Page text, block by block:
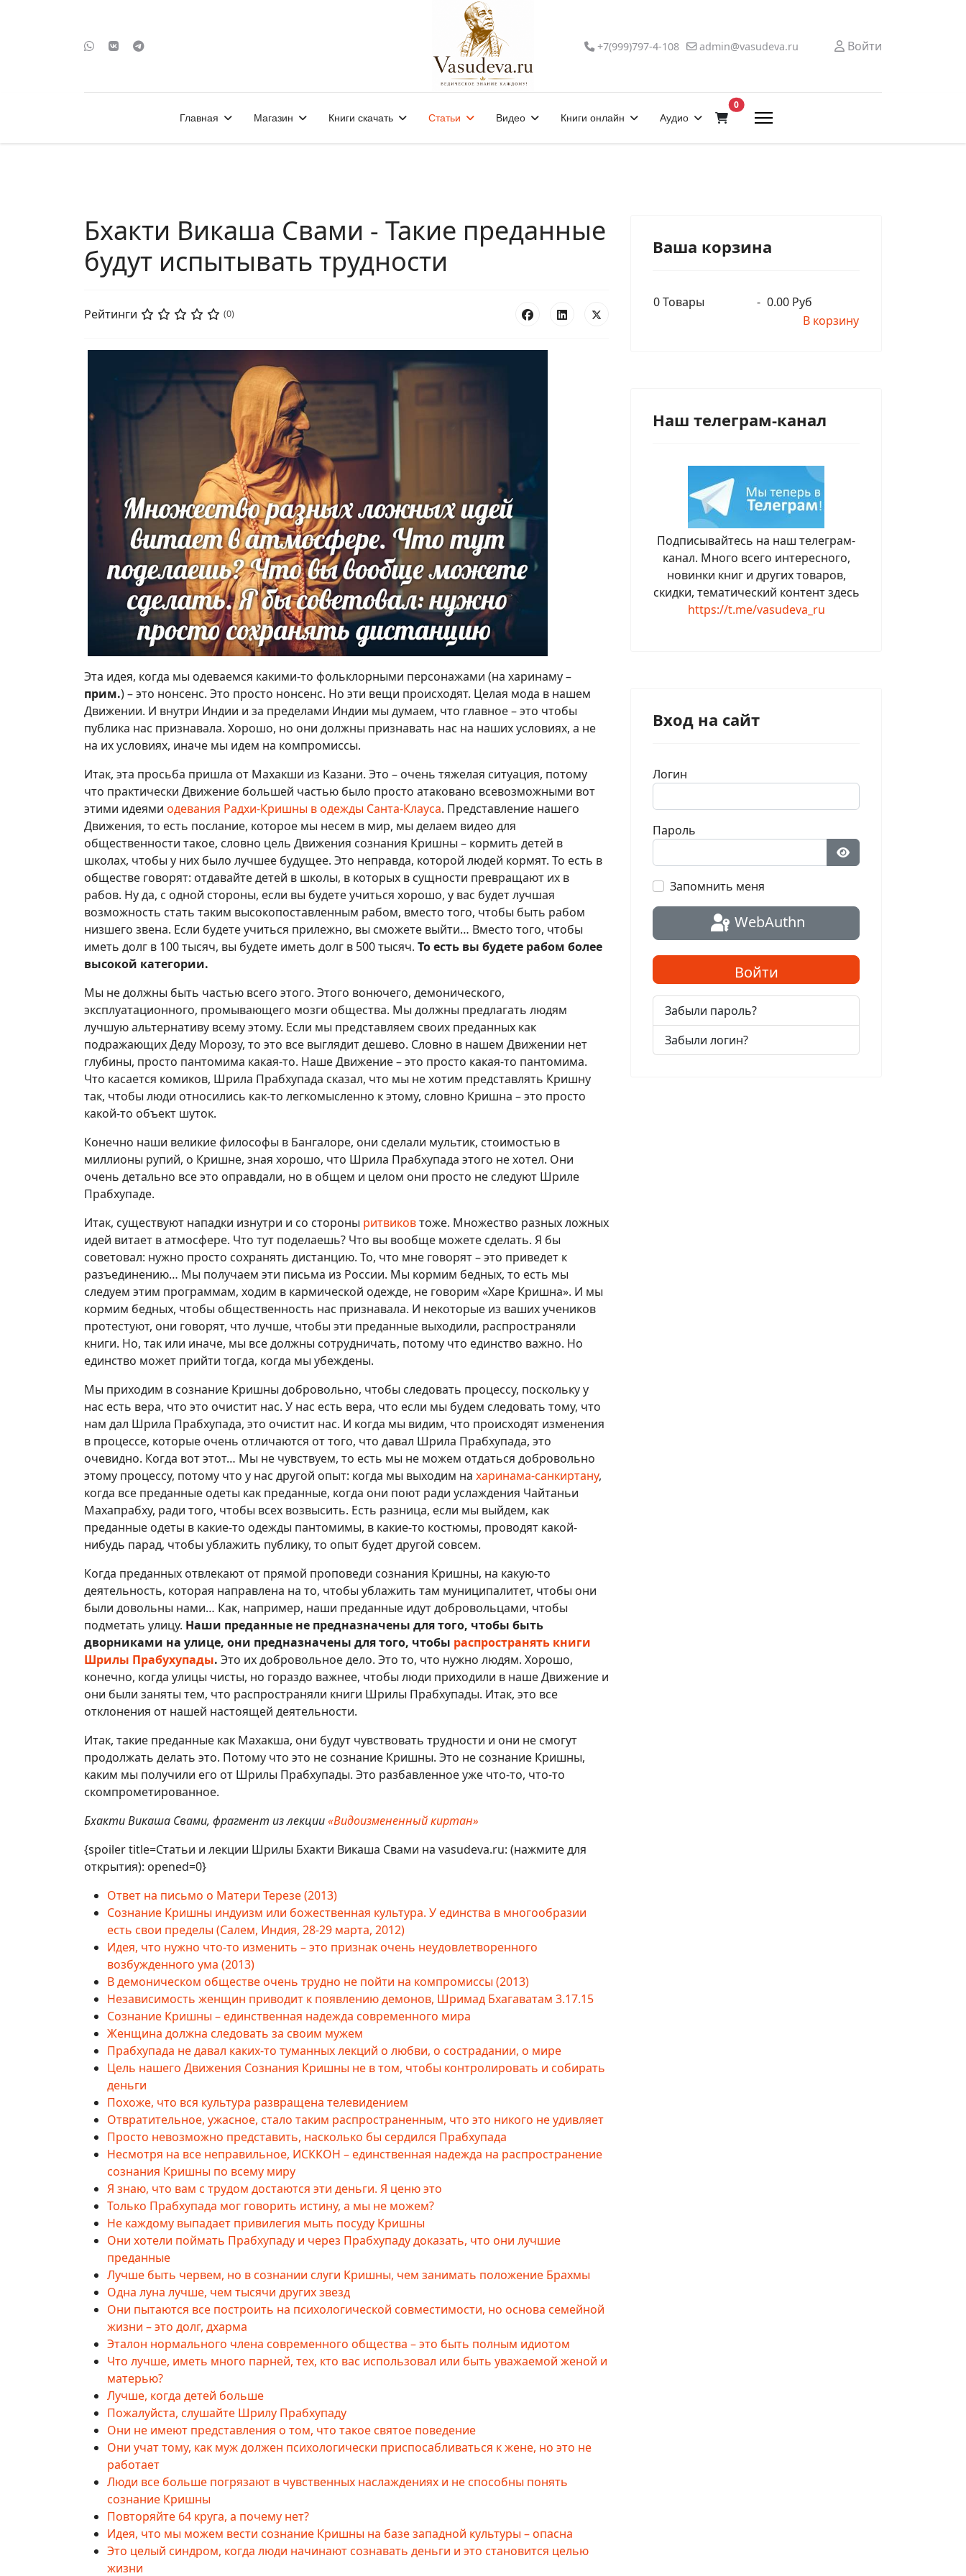
+7(999)797-4-108 admin@vasudeva.ru Войти
Главная Магазин Книги скачать Статьи Видео Книги онлайн Аудио
0В корзину
Бхакти Викаша Свами - Такие преданные
будут испытывать трудности
Рейтинги (0)
Эта идея, когда мы одеваемся какими-то фольклорными персонажами (на харинаму –
прим.) – это нонсенс. Это просто нонсенс. Но эти вещи происходят. Целая мода в нашем
Движении. И внутри Индии и за пределами Индии мы думаем, что главное – это чтобы
публика нас признавала. Хорошо, но они должны признавать нас на наших условиях, а не
на их условиях, иначе мы идем на компромиссы.
Итак, эта просьба пришла от Махакши из Казани. Это – очень тяжелая ситуация, потому
что практически Движение большей частью было просто атаковано всевозможными вот
этими идеями одевания Радхи-Кришны в одежды Санта-Клауса. Представление нашего
Движения, то есть послание, которое мы несем в мир, мы делаем видео для
общественности такое, словно цель Движения сознания Кришны – кормить детей в
школах, чтобы у них было лучшее будущее. Это неправда, которой людей кормят. То есть в
обществе говорят: отдавайте детей в школы, в которых в сущности превращают их в
рабов. Ну да, с одной стороны, если вы будете учиться хорошо, у вас будет лучшая
возможность стать таким высокопоставленным рабом, вместо того, чтобы быть рабом
низшего звена. Если будете учиться прилежно, вы сможете выйти… Вместо того, чтобы
иметь долг в 100 тысяч, вы будете иметь долг в 500 тысяч. То есть вы будете рабом более
высокой категории.
Мы не должны быть частью всего этого. Этого вонючего, демонического,
эксплуатационного, промывающего мозги общества. Мы должны предлагать людям
лучшую альтернативу всему этому. Если мы представляем своих преданных как
подражающих Деду Морозу, то это все выглядит дешево. Словно в нашем Движении нет
глубины, просто пантомима какая-то. Наше Движение – это просто какая-то пантомима.
Что касается комиков, Шрила Прабхупада сказал, что мы не хотим представлять Кришну
так, чтобы люди относились как-то легкомысленно к этому, словно Кришна – это просто
какой-то объект шуток.
Конечно наши великие философы в Бангалоре, они сделали мультик, стоимостью в
миллионы рупий, о Кришне, зная хорошо, что Шрила Прабхупада этого не хотел. Они
очень детально все это оправдали, но в общем и целом они просто не следуют Шриле
Прабхупаде.
Итак, существуют нападки изнутри и со стороны ритвиковтоже. Множество разных ложных
идей витает в атмосфере. Что тут поделаешь? Что вы вообще можете сделать. Я бы
советовал: нужно просто сохранять дистанцию. То, что мне говорят – это приведет к
разъединению… Мы получаем эти письма из России. Мы кормим бедных, то есть мы
следуем этим программам, ходим в кармической одежде, не говорим «Харе Кришна». И мы
кормим бедных, чтобы общественность нас признавала. И некоторые из ваших учеников
протестуют, они говорят, что лучше, чтобы эти преданные выходили, распространяли
книги. Но, так или иначе, мы все должны сотрудничать, потому что единство важно. Но
единство может прийти тогда, когда мы убеждены.
Мы приходим в сознание Кришны добровольно, чтобы следовать процессу, поскольку у
нас есть вера, что это очистит нас. У нас есть вера, что если мы будем следовать тому, что
нам дал Шрила Прабхупада, это очистит нас. И когда мы видим, что происходят изменения
в процессе, которые очень отличаются от того, что давал Шрила Прабхупада, это
очевидно. Когда вот этот… Мы не чувствуем, то есть мы не можем отдаться добровольно
этому процессу, потому что у нас другой опыт: когда мы выходим на харинама-санкиртану,
когда все преданные одеты как преданные, когда они поют ради услаждения Чайтаньи
Махапрабху, ради того, чтобы всех возвысить. Есть разница, если мы выйдем, как
преданные одеты в какие-то одежды пантомимы, в какие-то костюмы, проводят какой-
нибудь парад, чтобы ублажить публику, то опыт будет другой совсем.
Когда преданных отвлекают от прямой проповеди сознания Кришны, на какую-то
деятельность, которая направлена на то, чтобы ублажить там муниципалитет, чтобы они
были довольны нами… Как, например, наши преданные идут добровольцами, чтобы
подметать улицу. Наши преданные не предназначены для того, чтобы быть
дворниками на улице, они предназначены для того, чтобы распространять книги
Шрилы Прабухупады. Это их добровольное дело. Это то, что нужно людям. Хорошо,
конечно, когда улицы чисты, но гораздо важнее, чтобы люди приходили в наше Движение и
они были заняты тем, что распространяли книги Шрилы Прабхупады. Итак, это все
отклонения от нашей настоящей деятельности.
Итак, такие преданные как Махакша, они будут чувствовать трудности и они не смогут
продолжать делать это. Потому что это не сознание Кришны. Это не сознание Кришны,
каким мы получили его от Шрилы Прабхупады. Это разбавленное уже что-то, что-то
скомпрометированное.
Бхакти Викаша Свами, фрагмент из лекции«Видоизмененный киртан»
{spoiler title=Статьи и лекции Шрилы Бхакти Викаша Свами на vasudeva.ru: (нажмите для
открытия): opened=0}
Ответ на письмо о Матери Терезе (2013)
Сознание Кришны индуизм или божественная культура. У единства в многообразии
есть свои пределы (Салем, Индия, 28-29 марта, 2012)
Идея, что нужно что-то изменить – это признак очень неудовлетворенного
возбужденного ума (2013)
В демоническом обществе очень трудно не пойти на компромиссы (2013)
Независимость женщин приводит к появлению демонов, Шримад Бхагаватам 3.17.15
Сознание Кришны – единственная надежда современного мира
Женщина должна следовать за своим мужем
Прабхупада не давал каких-то туманных лекций о любви, о сострадании, о мире
Цель нашего Движения Сознания Кришны не в том, чтобы контролировать и собирать
деньги
Похоже, что вся культура развращена телевидением
Отвратительное, ужасное, стало таким распространенным, что это никого не удивляет
Просто невозможно представить, насколько бы сердился Прабхупада
Несмотря на все неправильное, ИСККОН – единственная надежда на распространение
сознания Кришны по всему миру
Я знаю, что вам с трудом достаются эти деньги. Я ценю это
Только Прабхупада мог говорить истину, а мы не можем?
Не каждому выпадает привилегия мыть посуду Кришны
Они хотели поймать Прабхупаду и через Прабхупаду доказать, что они лучшие
преданные
Лучше быть червем, но в сознании слуги Кришны, чем занимать положение Брахмы
Одна луна лучше, чем тысячи других звезд
Они пытаются все построить на психологической совместимости, но основа семейной
жизни – это долг, дхарма
Эталон нормального члена современного общества – это быть полным идиотом
Что лучше, иметь много парней, тех, кто вас использовал или быть уважаемой женой и
матерью?
Лучше, когда детей больше
Пожалуйста, слушайте Шрилу Прабхупаду
Они не имеют представления о том, что такое святое поведение
Они учат тому, как муж должен психологически приспосабливаться к жене, но это не
работает
Люди все больше погрязают в чувственных наслаждениях и не способны понять
сознание Кришны
Повторяйте 64 круга, а почему нет?
Идея, что мы можем вести сознание Кришны на базе западной культуры – опасна
Это целый синдром, когда люди начинают сознавать деньги и это становится целью
жизни
Ваша корзина
0Товары - 0.00 Руб
В корзину
Наш телеграм-канал
Подписывайтесь на наш телеграм-
канал. Много всего интересного,
новинки книг и других товаров,
скидки, тематический контент здесь
https://t.me/vasudeva_ru
Вход на сайт
Логин
Пароль
Показать пароль
Запомнить меня
WebAuthn
Войти
Забыли пароль?
Забыли логин?